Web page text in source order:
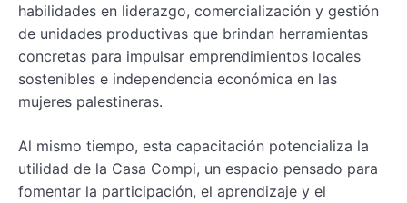
habilidades en liderazgo, comercialización y gestión
de unidades productivas que brindan herramientas
concretas para impulsar emprendimientos locales
sostenibles e independencia económica en las
mujeres palestineras.
Al mismo tiempo, esta capacitación potencializa la
utilidad de la Casa Compi, un espacio pensado para
fomentar la participación, el aprendizaje y el